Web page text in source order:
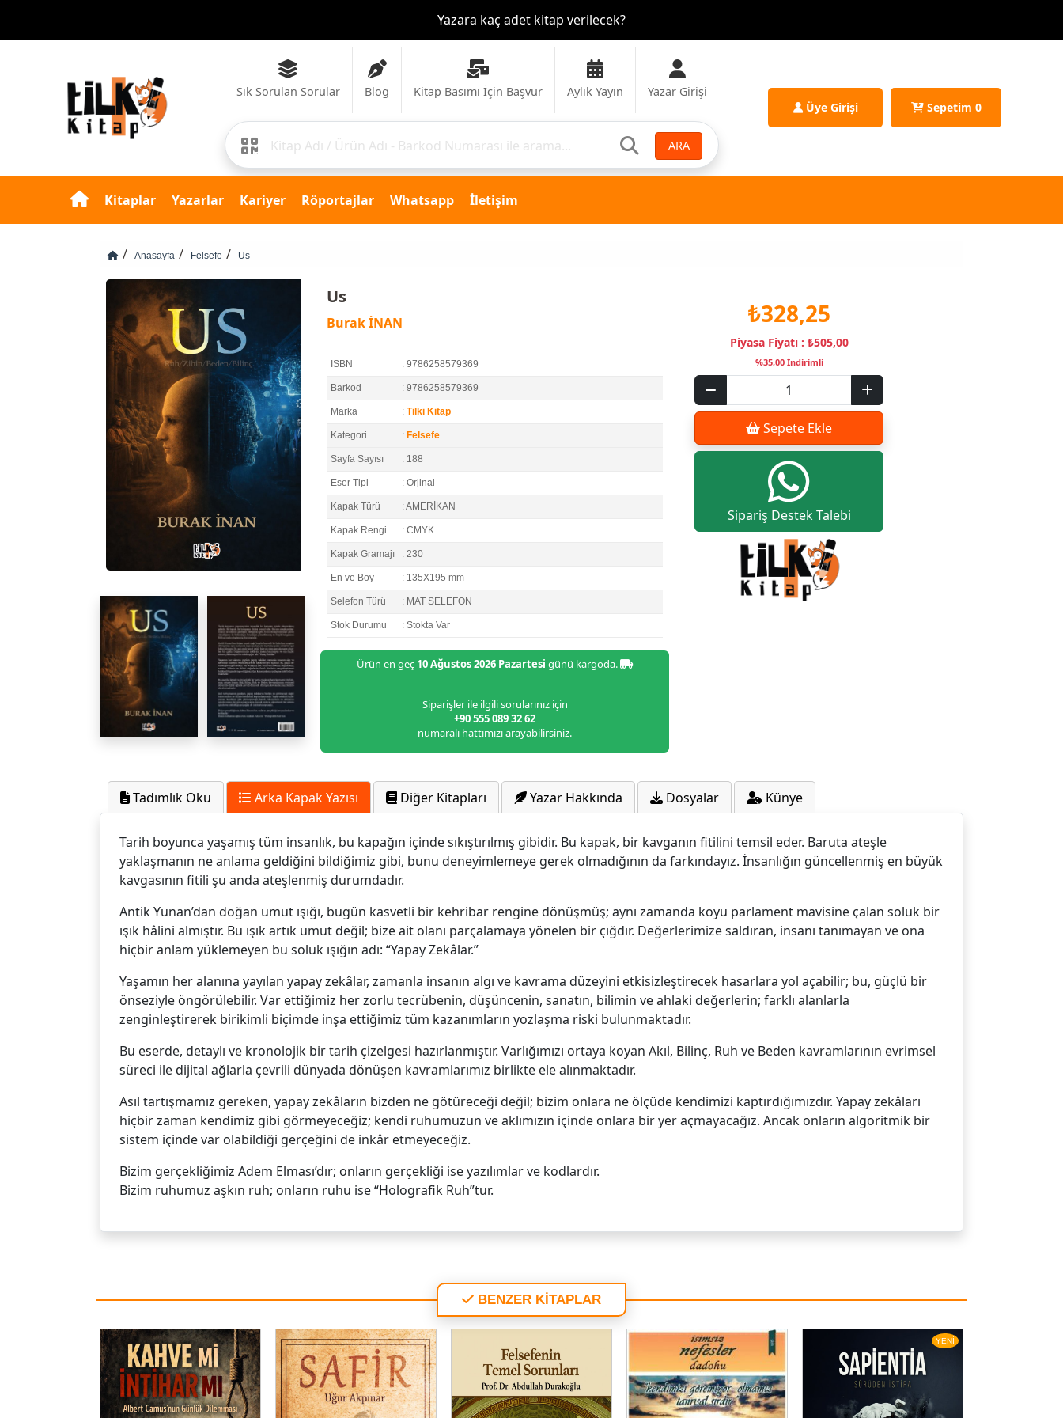
Yazara kaç adet kitap verilecek?
Sık Sorulan Sorular Blog Kitap Basımı İçin Başvur Aylık Yayın Yazar Girişi
ARA
Üye Girişi Sepetim 0
Kitaplar Yazarlar Kariyer Röportajlar Whatsapp İletişim
Anasayfa Felsefe Us
Us
Burak İNAN
ISBN : 9786258579369
Barkod : 9786258579369
Marka : Tilki Kitap
Kategori : Felsefe
Sayfa Sayısı : 188
Eser Tipi : Orjinal
Kapak Türü : AMERİKAN
Kapak Rengi : CMYK
Kapak Gramajı : 230
En ve Boy : 135X195 mm
Selefon Türü : MAT SELEFON
Stok Durumu : Stokta Var
Ürün en geç 10 Ağustos 2026 Pazartesi günü kargoda.
Siparişler ile ilgili sorularınız için
+90 555 089 32 62
numaralı hattımızı arayabilirsiniz.
₺328,25
Piyasa Fiyatı :₺505,00
%35,00 İndirimli
Sepete Ekle
Sipariş Destek Talebi
Tadımlık Oku Arka Kapak Yazısı Diğer Kitapları Yazar Hakkında Dosyalar Künye
Tarih boyunca yaşamış tüm insanlık, bu kapağın içinde sıkıştırılmış gibidir. Bu kapak, bir kavganın fitilini temsil eder. Baruta ateşle
yaklaşmanın ne anlama geldiğini bildiğimiz gibi, bunu deneyimlemeye gerek olmadığının da farkındayız. İnsanlığın güncellenmiş en büyük
kavgasının fitili şu anda ateşlenmiş durumdadır.
Antik Yunan’dan doğan umut ışığı, bugün kasvetli bir kehribar rengine dönüşmüş; aynı zamanda koyu parlament mavisine çalan soluk bir
ışık hâlini almıştır. Bu ışık artık umut değil; bize ait olanı parçalamaya yönelen bir çığdır. Değerlerimize saldıran, insanı tanımayan ve ona
hiçbir anlam yüklemeyen bu soluk ışığın adı: “Yapay Zekâlar.”
Yaşamın her alanına yayılan yapay zekâlar, zamanla insanın algı ve kavrama düzeyini etkisizleştirecek hasarlara yol açabilir; bu, güçlü bir
önseziyle öngörülebilir. Var ettiğimiz her zorlu tecrübenin, düşüncenin, sanatın, bilimin ve ahlaki değerlerin; farklı alanlarla
zenginleştirerek birikimli biçimde inşa ettiğimiz tüm kazanımların yozlaşma riski bulunmaktadır.
Bu eserde, detaylı ve kronolojik bir tarih çizelgesi hazırlanmıştır. Varlığımızı ortaya koyan Akıl, Bilinç, Ruh ve Beden kavramlarının evrimsel
süreci ile dijital ağlarla çevrili dünyada dönüşen kavramlarımız birlikte ele alınmaktadır.
Asıl tartışmamız gereken, yapay zekâların bizden ne götüreceği değil; bizim onlara ne ölçüde kendimizi kaptırdığımızdır. Yapay zekâları
hiçbir zaman kendimiz gibi görmeyeceğiz; kendi ruhumuzun ve aklımızın içinde onlara bir yer açmayacağız. Ancak onların algoritmik bir
sistem içinde var olabildiği gerçeğini de inkâr etmeyeceğiz.
Bizim gerçekliğimiz Adem Elması’dır; onların gerçekliği ise yazılımlar ve kodlardır.
Bizim ruhumuz aşkın ruh; onların ruhu ise “Holografik Ruh”tur.
BENZER KİTAPLAR
YENİ